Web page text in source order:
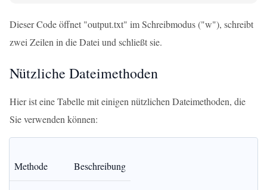
Dieser Code öffnet "output.txt" im Schreibmodus ("w"), schreibt
zwei Zeilen in die Datei und schließt sie.
Nützliche Dateimethoden
Hier ist eine Tabelle mit einigen nützlichen Dateimethoden, die
Sie verwenden können:
Methode Beschreibung